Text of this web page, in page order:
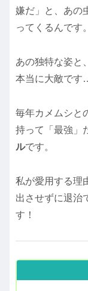
嫌だ」と、あの
ってくるんです。
あの独特な姿と
本当に大敵です
毎年カメムシと
持って「最強」
ルです。
私が愛用する理
出させずに退治
す！